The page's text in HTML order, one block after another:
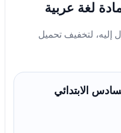
لغة عربية
إليه، لتخفيف تحميل
الابتدائي